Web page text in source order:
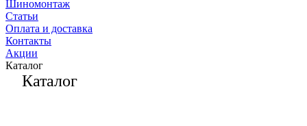
Шиномонтаж
Статьи
Оплата и доставка
Контакты
Акции
Каталог
Каталог